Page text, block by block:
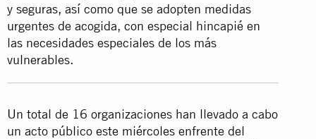
y seguras, así como que se adopten medidas
urgentes de acogida, con especial hincapié en
las necesidades especiales de los más
vulnerables.
Un total de 16 organizaciones han llevado a cabo
un acto público este miércoles enfrente del